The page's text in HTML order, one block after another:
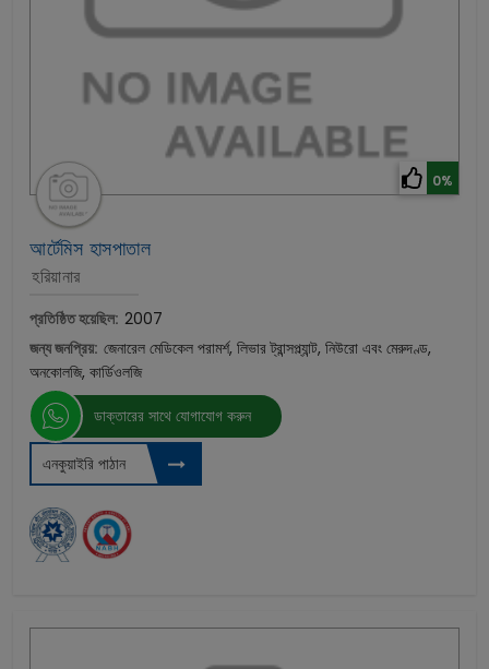
0%
আর্টেমিস হাসপাতাল
হরিয়ানার
প্রতিষ্ঠিত হয়েছিল: 2007
জন্য জনপ্রিয়: জেনারেল মেডিকেল পরামর্শ, লিভার ট্রান্সপ্ল্যান্ট, নিউরো এবং মেরুদণ্ড,
অনকোলজি, কার্ডিওলজি
ডাক্তারের সাথে যোগাযোগ করুন
এনকুয়াইরি পাঠান